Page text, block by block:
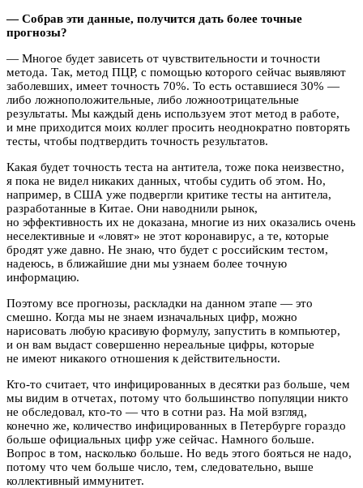
— Собрав эти данные, получится дать более точные
прогнозы?
— Многое будет зависеть от чувствительности и точности
метода. Так, метод ПЦР, с помощью которого сейчас выявляют
заболевших, имеет точность 70%. То есть оставшиеся 30% —
либо ложноположительные, либо ложноотрицательные
результаты. Мы каждый день используем этот метод в работе,
и мне приходится моих коллег просить неоднократно повторять
тесты, чтобы подтвердить точность результатов.
Какая будет точность теста на антитела, тоже пока неизвестно,
я пока не видел никаких данных, чтобы судить об этом. Но,
например, в США уже подвергли критике тесты на антитела,
разработанные в Китае. Они наводнили рынок,
но эффективность их не доказана, многие из них оказались очень
неселективные и «ловят» не этот коронавирус, а те, которые
бродят уже давно. Не знаю, что будет с российским тестом,
надеюсь, в ближайшие дни мы узнаем более точную
информацию.
Поэтому все прогнозы, раскладки на данном этапе — это
смешно. Когда мы не знаем изначальных цифр, можно
нарисовать любую красивую формулу, запустить в компьютер,
и он вам выдаст совершенно нереальные цифры, которые
не имеют никакого отношения к действительности.
Кто-то считает, что инфицированных в десятки раз больше, чем
мы видим в отчетах, потому что большинство популяции никто
не обследовал, кто-то — что в сотни раз. На мой взгляд,
конечно же, количество инфицированных в Петербурге гораздо
больше официальных цифр уже сейчас. Намного больше.
Вопрос в том, насколько больше. Но ведь этого бояться не надо,
потому что чем больше число, тем, следовательно, выше
коллективный иммунитет.